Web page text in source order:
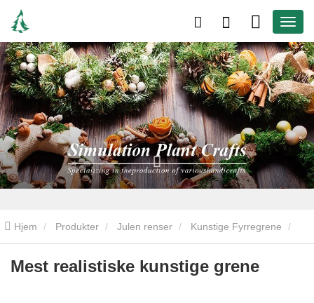
Hjem Produkter Julen renser Kunstige Fyrregrene
Mest realistiske kunstige grene
Mest realistiske kunstige grene